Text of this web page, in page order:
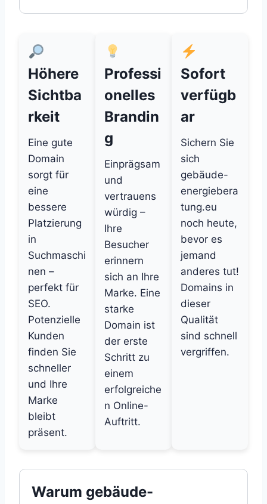
Höhere
Sichtba
rkeit
Eine gute
Domain
sorgt für
eine
bessere
Platzierung
in
Suchmaschi
nen –
perfekt für
SEO.
Potenzielle
Kunden
finden Sie
schneller
und Ihre
Marke
bleibt
präsent.
Professi
onelles
Brandin
g
Einprägsam
und
vertrauens
würdig –
Ihre
Besucher
erinnern
sich an Ihre
Marke. Eine
starke
Domain ist
der erste
Schritt zu
einem
erfolgreiche
n Online-
Auftritt.
Sofort
verfügb
ar
Sichern Sie
sich
gebäude-
energiebera
tung.eu
noch heute,
bevor es
jemand
anderes tut!
Domains in
dieser
Qualität
sind schnell
vergriffen.
Warum gebäude-